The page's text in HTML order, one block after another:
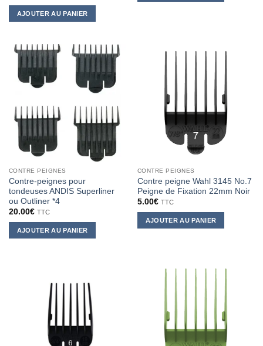
AJOUTER AU PANIER
CONTRE PEIGNES
Contre-peignes pour
tondeuses ANDIS Superliner
ou Outliner *4
20.00€ TTC
AJOUTER AU PANIER
CONTRE PEIGNES
Contre peigne Wahl 3145 No.7
Peigne de Fixation 22mm Noir
5.00€ TTC
AJOUTER AU PANIER